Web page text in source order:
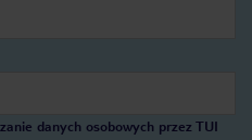
danych osobowych przez TUI